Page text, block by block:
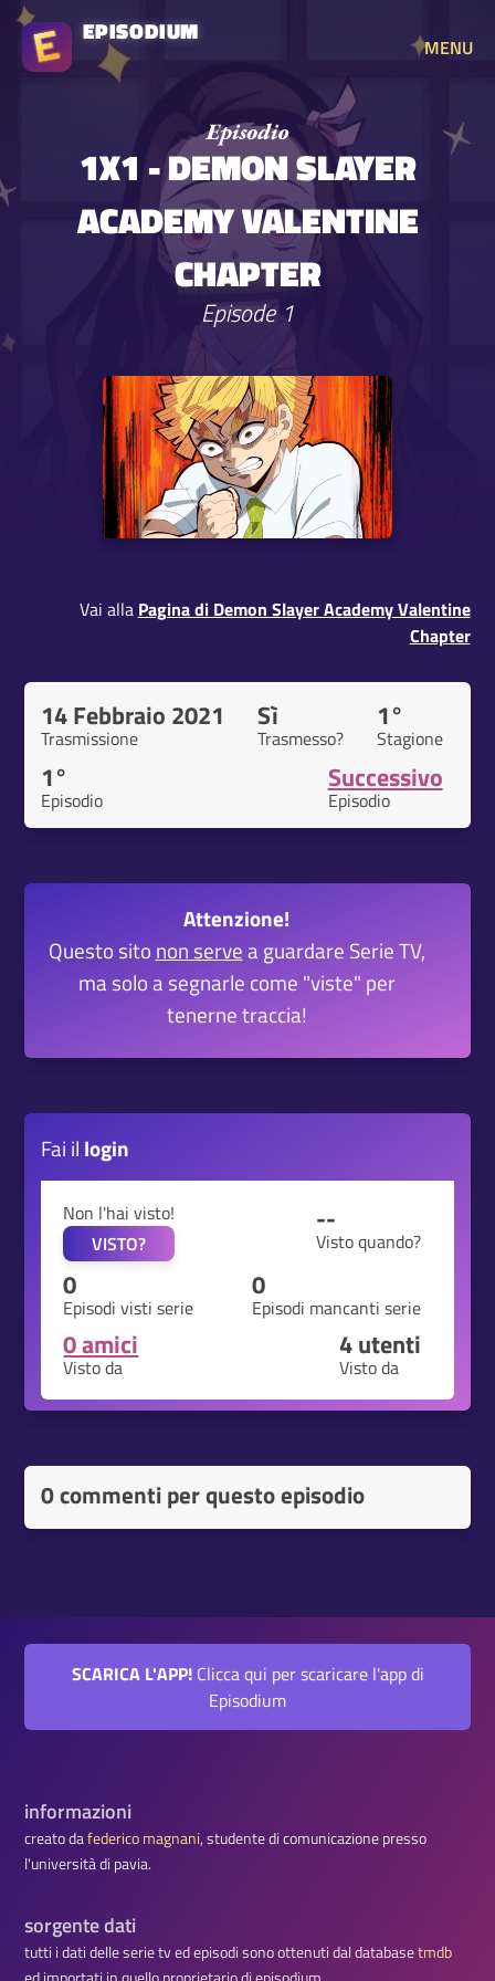
EPISODIUM
MENU
1X1 - DEMON SLAYER
ACADEMY VALENTINE
CHAPTER
Episode 1
Vai alla Pagina di Demon Slayer Academy Valentine
Chapter
14 Febbraio 2021
Trasmissione
Sì
Trasmesso?
1°
Stagione
1°
Episodio
Successivo
Episodio
Attenzione!
Questo sito non servea guardare Serie TV,
ma solo a segnarle come "viste" per
tenerne traccia!
Fai il login
Non l'hai visto!
VISTO?
--
Visto quando?
0
Episodi visti serie
0
Episodi mancanti serie
0 amici
Visto da
4utenti
Visto da
0 commenti per questo episodio
SCARICA L'APP!Clicca qui per scaricare l'app di
Episodium
informazioni
creato dafederico magnani, studente di comunicazione presso
l'università di pavia.
sorgente dati
tutti i dati delle serie tv ed episodi sono ottenuti dal databasetmdb